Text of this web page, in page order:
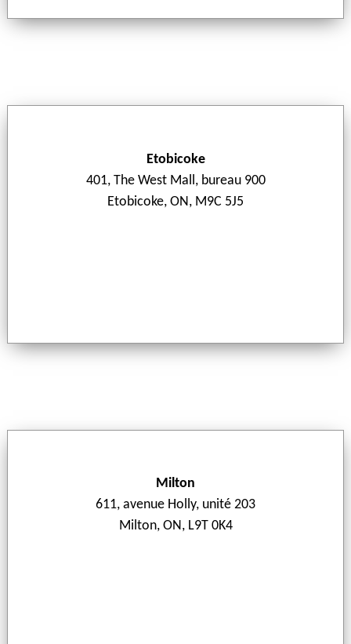
Etobicoke
401, The West Mall, bureau 900
Etobicoke, ON, M9C 5J5
Milton
611, avenue Holly, unité 203
Milton, ON, L9T 0K4